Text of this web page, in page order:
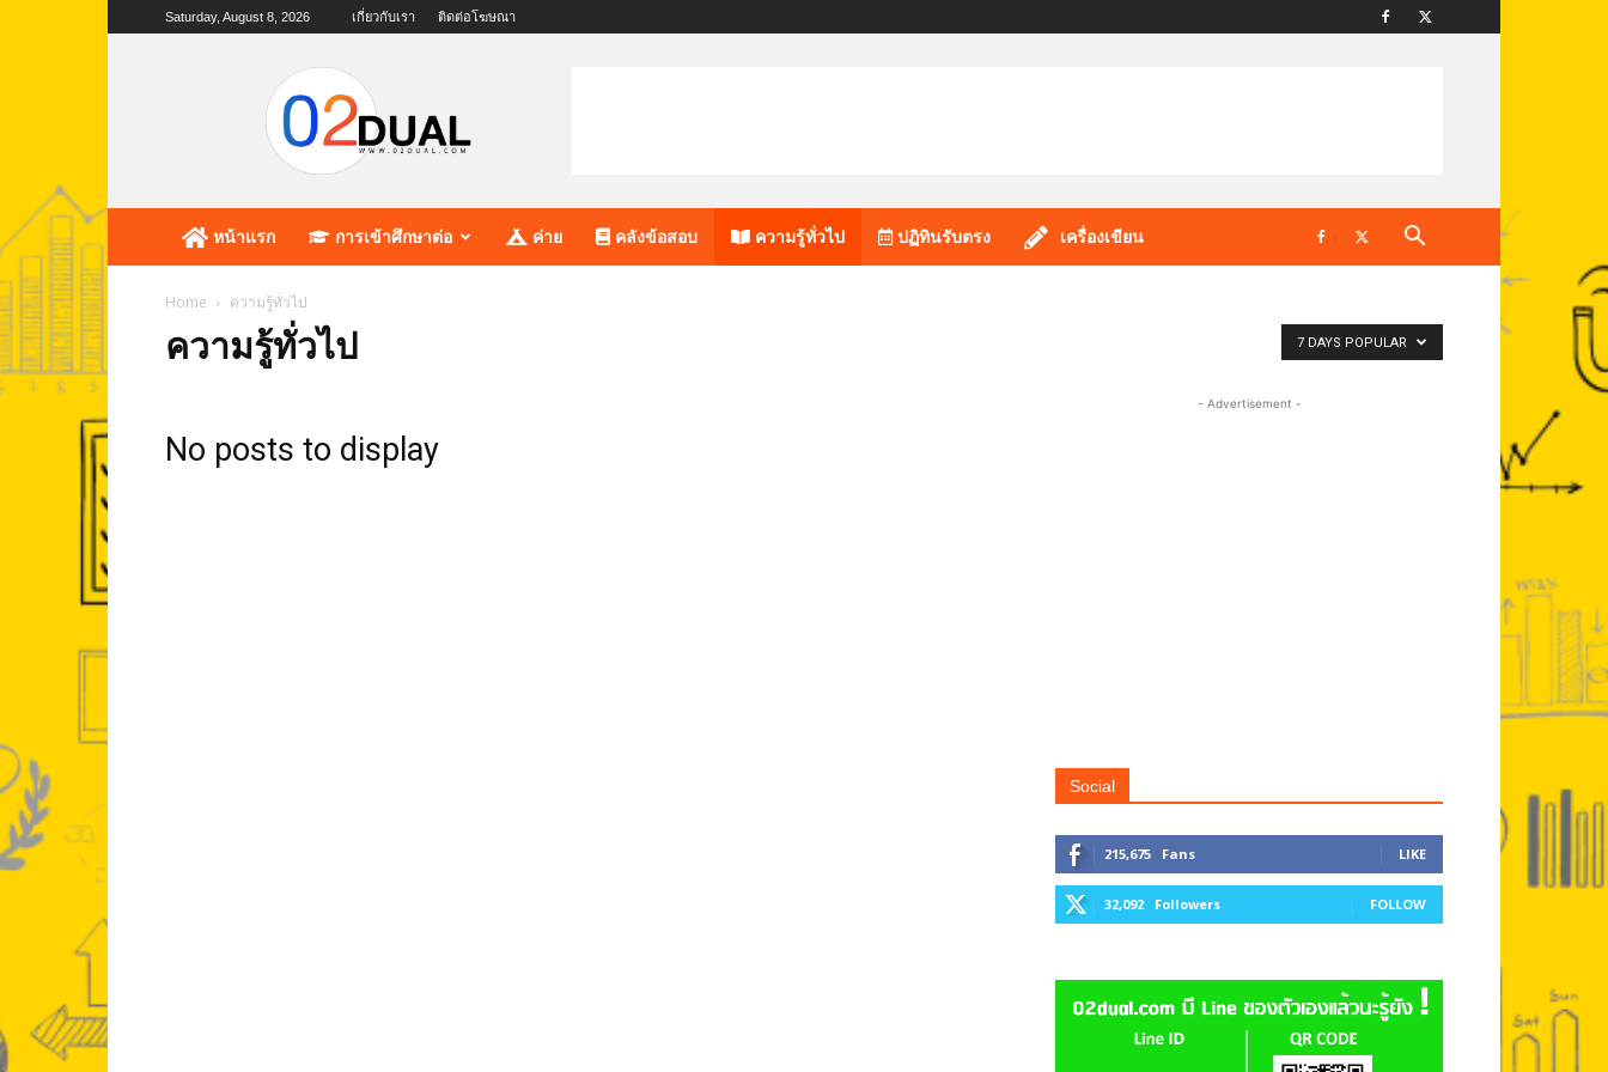
Saturday, August 8, 2026 เกี่ยวกับเรา ติดต่อโฆษณา
02dual.com
เว็บไซต์
หน้าแรก การเข้าศึกษาต่อ ค่าย คลังข้อสอบ ความรู้ทั่วไป ปฏิทินรับตรง เครื่องเขียน
Home ความรู้ทั่วไป
ความรู้ทั่วไป 7 DAYS POPULAR
No posts to display
- Advertisement -
Social
215,675 Fans LIKE
32,092 Followers FOLLOW